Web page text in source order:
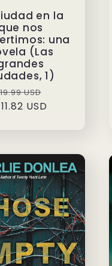
en la
nos
una
(Las
1)
USD
USD